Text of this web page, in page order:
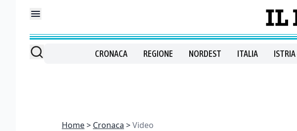
CRONACA REGIONE NORDEST ITALIA
Home Cronaca Video